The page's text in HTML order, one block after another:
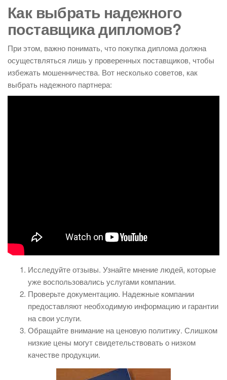
Как выбрать надежного
поставщика дипломов?
При этом, важно понимать, что покупка диплома должна
осуществляться лишь у проверенных поставщиков, чтобы
избежать мошенничества. Вот несколько советов, как
выбрать надежного партнера:
Исследуйте отзывы. Узнайте мнение людей, которые
уже воспользовались услугами компании.
Проверьте документацию. Надежные компании
предоставляют необходимую информацию и гарантии
на свои услуги.
Обращайте внимание на ценовую политику. Слишком
низкие цены могут свидетельствовать о низком
качестве продукции.